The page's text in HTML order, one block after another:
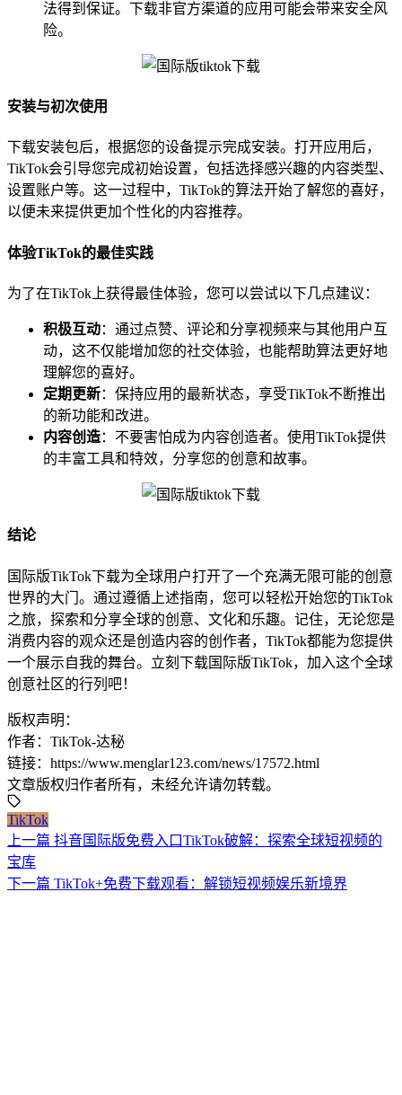
法得到保证。下载非官方渠道的应用可能会带来安全风
险。
安装与初次使用
下载安装包后，根据您的设备提示完成安装。打开应用后，
TikTok会引导您完成初始设置，包括选择感兴趣的内容类型、
设置账户等。这一过程中，TikTok的算法开始了解您的喜好，
以便未来提供更加个性化的内容推荐。
体验TikTok的最佳实践
为了在TikTok上获得最佳体验，您可以尝试以下几点建议：
积极互动：通过点赞、评论和分享视频来与其他用户互
动，这不仅能增加您的社交体验，也能帮助算法更好地
理解您的喜好。
定期更新：保持应用的最新状态，享受TikTok不断推出
的新功能和改进。
内容创造：不要害怕成为内容创造者。使用TikTok提供
的丰富工具和特效，分享您的创意和故事。
结论
国际版TikTok下载为全球用户打开了一个充满无限可能的创意
世界的大门。通过遵循上述指南，您可以轻松开始您的TikTok
之旅，探索和分享全球的创意、文化和乐趣。记住，无论您是
消费内容的观众还是创造内容的创作者，TikTok都能为您提供
一个展示自我的舞台。立刻下载国际版TikTok，加入这个全球
创意社区的行列吧！
版权声明：
作者：TikTok-达秘
链接：https://www.menglar123.com/news/17572.html
文章版权归作者所有，未经允许请勿转载。
TikTok
上一篇 抖音国际版免费入口TikTok破解：探索全球短视频的
宝库
下一篇 TikTok+免费下载观看：解锁短视频娱乐新境界